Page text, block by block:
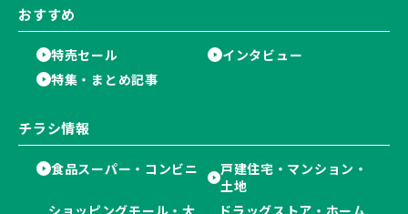
おすすめ
特売セール
インタビュー
特集・まとめ記事
チラシ情報
食品スーパー・コンビニ
戸建住宅・マンション・
土地
ショッピングモール・大
ドラッグストア・ホーム